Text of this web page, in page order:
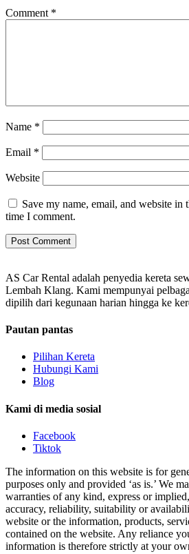
Comment *
Name *
Email *
Website
Save my name, email, and website in
time I comment.
AS Car Rental adalah penyedia kereta
Lembah Klang. Kami mempunyai
dipilih dari kegunaan harian hingga ke
Pautan pantas
Pilihan Kereta
Hubungi Kami
Blog
Kami di media sosial
Facebook
Tiktok
The information on this website is for
purposes only and provided ‘as is.’ We
warranties of any kind, express or
accuracy, reliability, suitability or
website or the information, products,
contained on the website. Any reliance
information is therefore strictly at your